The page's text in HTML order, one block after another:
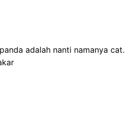
adalah nanti namanya cat.